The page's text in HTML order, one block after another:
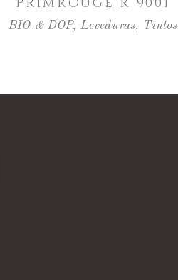
BIO & DOP, Leveduras, Tintos